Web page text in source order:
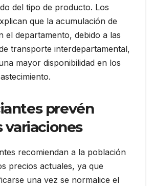
del tipo de producto. Los
que la acumulación de
el departamento, debido a las
transporte interdepartamental,
mayor disponibilidad en los
prevén
variaciones
recomiendan a la población
precios actuales, ya que
una vez se normalice el